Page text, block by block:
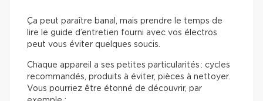
Ça peut paraître banal, mais prendre le temps de
lire le guide d’entretien fourni avec vos électros
peut vous éviter quelques soucis.
Chaque appareil a ses petites particularités : cycles
recommandés, produits à éviter, pièces à nettoyer.
Vous pourriez être étonné de découvrir, par